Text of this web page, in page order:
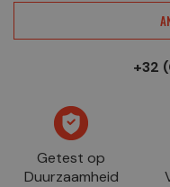
+32
Getest op
Duurzaamheid